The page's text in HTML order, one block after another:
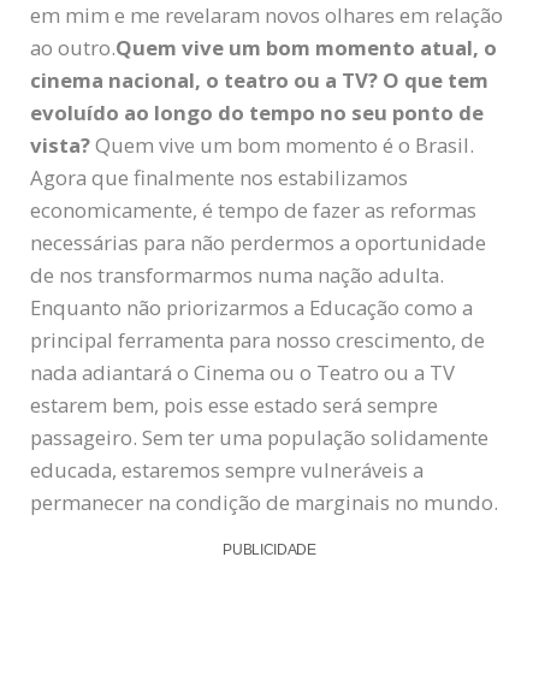
em mim e me revelaram novos olhares em relação
ao outro.Quem vive um bom momento atual, o
cinema nacional, o teatro ou a TV? O que tem
evoluído ao longo do tempo no seu ponto de
vista?Quem vive um bom momento é o Brasil.
Agora que finalmente nos estabilizamos
economicamente, é tempo de fazer as reformas
necessárias para não perdermos a oportunidade
de nos transformarmos numa nação adulta.
Enquanto não priorizarmos a Educação como a
principal ferramenta para nosso crescimento, de
nada adiantará o Cinema ou o Teatro ou a TV
estarem bem, pois esse estado será sempre
passageiro. Sem ter uma população solidamente
educada, estaremos sempre vulneráveis a
permanecer na condição de marginais no mundo.
PUBLICIDADE